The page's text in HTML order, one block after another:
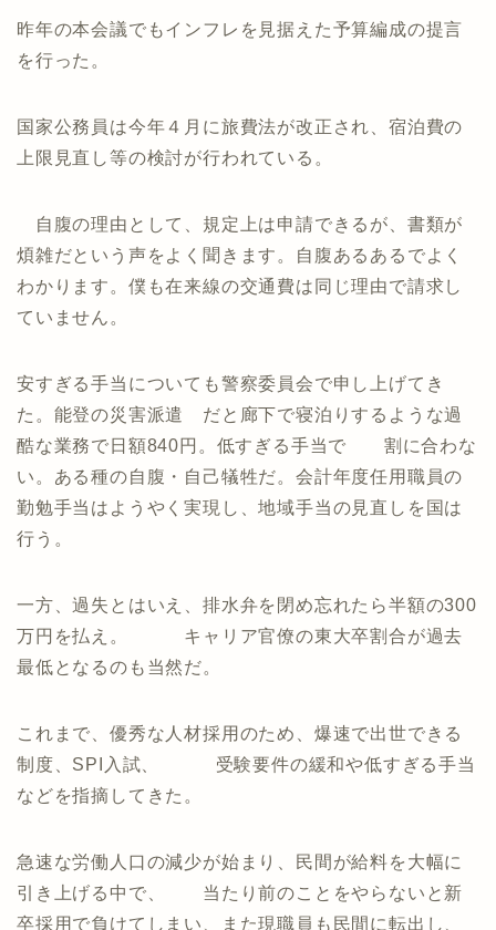
昨年の本会議でもインフレを見据えた予算編成の提言
を行った。
国家公務員は今年４月に旅費法が改正され、宿泊費の
上限見直し等の検討が行われている。
自腹の理由として、規定上は申請できるが、書類が
煩雑だという声をよく聞きます。自腹あるあるでよく
わかります。僕も在来線の交通費は同じ理由で請求し
ていません。
安すぎる手当についても警察委員会で申し上げてき
た。能登の災害派遣 だと廊下で寝泊りするような過
酷な業務で日額840円。低すぎる手当で 割に合わな
い。ある種の自腹・自己犠牲だ。会計年度任用職員の
勤勉手当はようやく実現し、地域手当の見直しを国は
行う。
一方、過失とはいえ、排水弁を閉め忘れたら半額の300
万円を払え。 キャリア官僚の東大卒割合が過去
最低となるのも当然だ。
これまで、優秀な人材採用のため、爆速で出世できる
制度、SPI入試、 受験要件の緩和や低すぎる手当
などを指摘してきた。
急速な労働人口の減少が始まり、民間が給料を大幅に
引き上げる中で、 当たり前のことをやらないと新
卒採用で負けてしまい、また現職員も民間に転出し、